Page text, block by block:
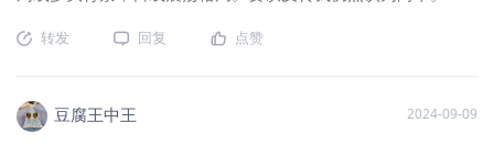
转发 回复 点赞
豆腐王中王 2024-09-09